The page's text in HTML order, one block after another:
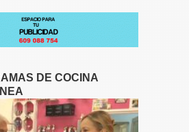
DE COCINA